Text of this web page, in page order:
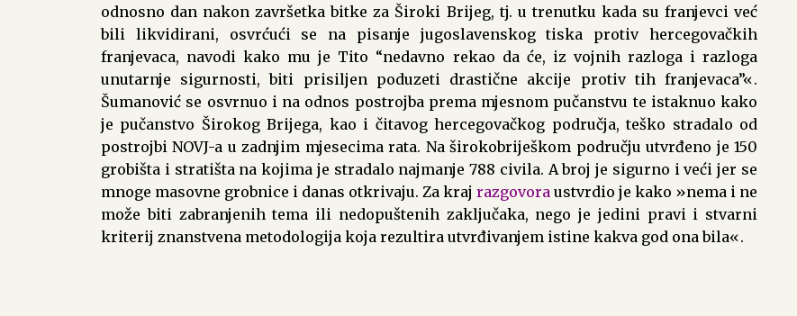
odnosno dan nakon završetka bitke za Široki Brijeg, tj. u trenutku kada su franjevci već
bili likvidirani, osvrćući se na pisanje jugoslavenskog tiska protiv hercegovačkih
franjevaca, navodi kako mu je Tito “nedavno rekao da će, iz vojnih razloga i razloga
unutarnje sigurnosti, biti prisiljen poduzeti drastične akcije protiv tih franjevaca”«.
Šumanović se osvrnuo i na odnos postrojba prema mjesnom pučanstvu te istaknuo kako
je pučanstvo Širokog Brijega, kao i čitavog hercegovačkog područja, teško stradalo od
postrojbi NOVJ-a u zadnjim mjesecima rata. Na širokobriješkom području utvrđeno je 150
grobišta i stratišta na kojima je stradalo najmanje 788 civila. A broj je sigurno i veći jer se
mnoge masovne grobnice i danas otkrivaju. Za kraj razgovora ustvrdio je kako »nema i ne
može biti zabranjenih tema ili nedopuštenih zaključaka, nego je jedini pravi i stvarni
kriterij znanstvena metodologija koja rezultira utvrđivanjem istine kakva god ona bila«.